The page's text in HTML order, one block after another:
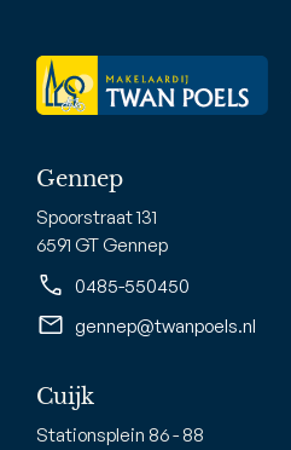
Gennep
Spoorstraat 131
6591 GT Gennep
0485-550450
gennep@twanpoels.nl
Cuijk
Stationsplein 86 - 88